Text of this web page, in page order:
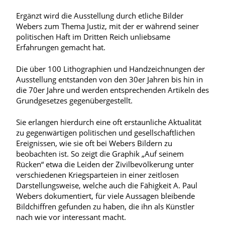
Ergänzt wird die Ausstellung durch etliche Bilder
Webers zum Thema Justiz, mit der er während seiner
politischen Haft im Dritten Reich unliebsame
Erfahrungen gemacht hat.
Die über 100 Lithographien und Handzeichnungen der
Ausstellung entstanden von den 30er Jahren bis hin in
die 70er Jahre und werden entsprechenden Artikeln des
Grundgesetzes gegenübergestellt.
Sie erlangen hierdurch eine oft erstaunliche Aktualität
zu gegenwärtigen politischen und gesellschaftlichen
Ereignissen, wie sie oft bei Webers Bildern zu
beobachten ist. So zeigt die Graphik „Auf seinem
Rücken“ etwa die Leiden der Zivilbevölkerung unter
verschiedenen Kriegsparteien in einer zeitlosen
Darstellungsweise, welche auch die Fähigkeit A. Paul
Webers dokumentiert, für viele Aussagen bleibende
Bildchiffren gefunden zu haben, die ihn als Künstler
nach wie vor interessant macht.